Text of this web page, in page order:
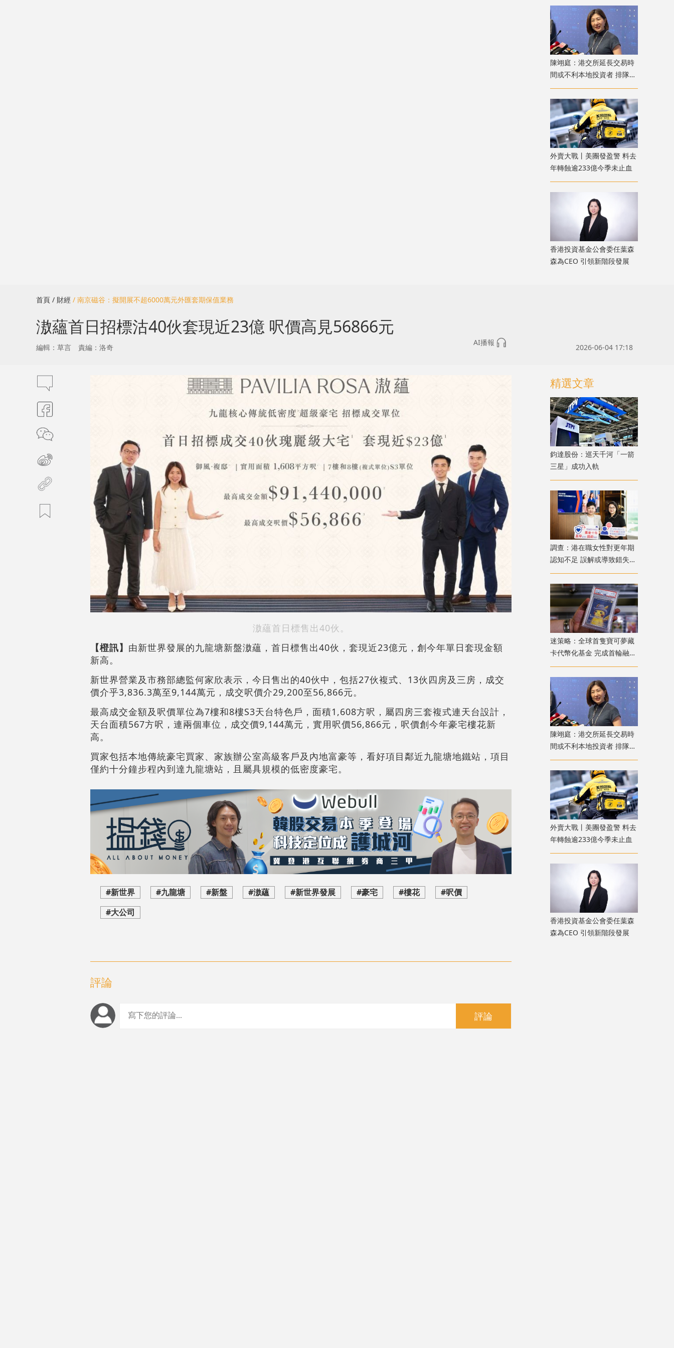
陳翊庭：港交所延長交易時
間或不利本地投資者 排隊上
市公司數量創新高
外賣大戰丨美團發盈警 料去
年轉蝕逾233億今季未止血
香港投資基金公會委任葉森
森為CEO 引領新階段發展
首頁 / 財經 / 南京磁谷：擬開展不超6000萬元外匯套期保值業務
滶蘊首日招標沽40伙套現近23億 呎價高見56866元
AI播報
編輯：草言 責編：洛奇 2026-06-04 17:18
滶蘊首日標售出40伙。
【橙訊】 由新世界發展的九龍塘新盤滶蘊，首日標售出40伙，套現近23億元，創今年單日套現金額
新高。
新世界營業及市務部總監何家欣表示，今日售出的40伙中，包括27伙複式、13伙四房及三房，成交
價介乎3,836.3萬至9,144萬元，成交呎價介29,200至56,866元。
最高成交金額及呎價單位為7樓和8樓S3天台特色戶，面積1,608方呎，屬四房三套複式連天台設計，
天台面積567方呎，連兩個車位，成交價9,144萬元，實用呎價56,866元，呎價創今年豪宅樓花新
高。
買家包括本地傳統豪宅買家、家族辦公室高級客戶及內地富豪等，看好項目鄰近九龍塘地鐵站，項目
僅約十分鐘步程內到達九龍塘站，且屬具規模的低密度豪宅。
#新世界 #九龍塘 #新盤 #滶蘊 #新世界發展 #豪宅 #樓花
#呎價
#大公司
評論
評論
精選文章
鈞達股份：巡天千河「一箭
三星」成功入軌
調查：港在職女性對更年期
認知不足 誤解或導致錯失
「黃金預防期」
迷策略：全球首隻寶可夢藏
卡代幣化基金 完成首輪融資
兼獲超購
陳翊庭：港交所延長交易時
間或不利本地投資者 排隊上
市公司數量創新高
外賣大戰丨美團發盈警 料去
年轉蝕逾233億今季未止血
香港投資基金公會委任葉森
森為CEO 引領新階段發展